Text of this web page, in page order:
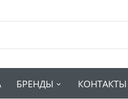
БРЕНДЫ КОНТАКТЫ